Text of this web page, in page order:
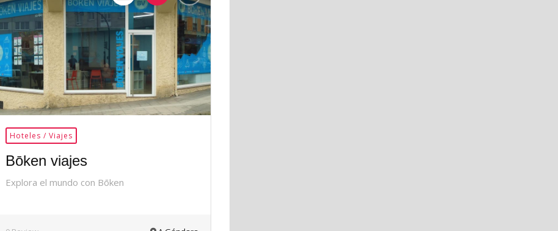
32Me
Gusta
Hoteles / Viajes
Bōken viajes
Explora el mundo con Bōken